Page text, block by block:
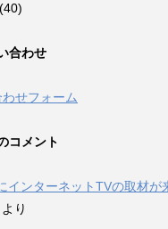
合わせ
せフォーム
コメント
インターネットTVの取材が
り